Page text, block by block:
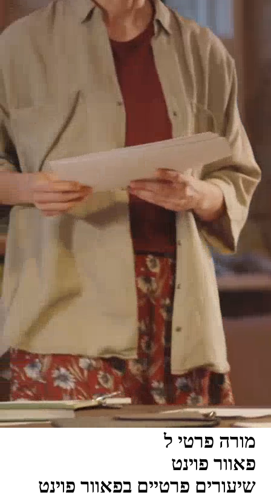
מורה פרטי ל
פאוור פוינט
שיעורים פרטיים בפאוור פוינט